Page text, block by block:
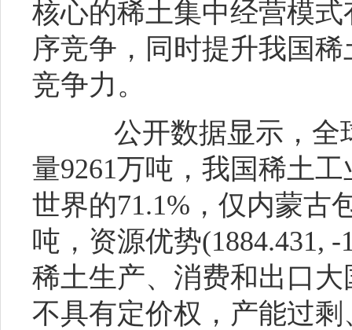
核心的稀土集中经营模
序竞争，同时提升我国
竞争力。
公开数据显示，全
量9261万吨，我国稀土
世界的71.1%，仅内蒙古
吨，资源优势(1884.431,
稀土生产、消费和出口
不具有定价权，产能过